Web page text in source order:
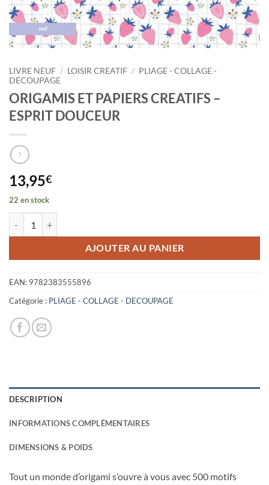
LIVRE NEUF / LOISIR CREATIF / PLIAGE - COLLAGE -
DECOUPAGE
ORIGAMIS ET PAPIERS CREATIFS –
ESPRIT DOUCEUR
13,95€
22 en stock
AJOUTER AU PANIER
EAN: 9782383555896
Catégorie : PLIAGE - COLLAGE - DECOUPAGE
DESCRIPTION
INFORMATIONS COMPLÉMENTAIRES
DIMENSIONS & POIDS
Tout un monde d’origami s’ouvre à vous avec 500 motifs